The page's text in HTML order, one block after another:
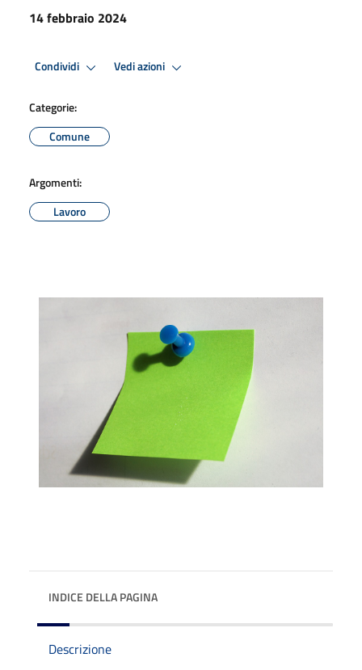
14 febbraio 2024
Condividi Vedi azioni
Categorie:
Comune
Argomenti:
Lavoro
INDICE DELLA PAGINA
Descrizione